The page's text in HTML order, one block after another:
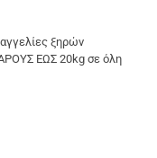
ξηρών
ΕΩΣ 20kg σε όλη